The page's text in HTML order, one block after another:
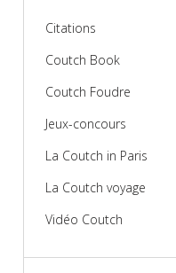
Citations
Coutch Book
Coutch Foudre
Jeux-concours
La Coutch in Paris
La Coutch voyage
Vidéo Coutch